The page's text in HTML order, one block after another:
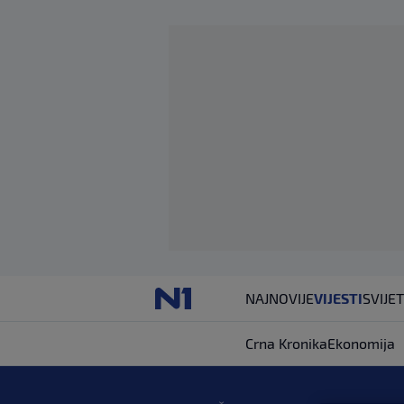
NAJNOVIJEVIJESTISVIJET
Crna KronikaEkonomija